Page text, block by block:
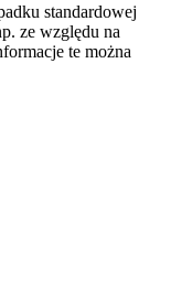
standardowej
ze względu na
te można